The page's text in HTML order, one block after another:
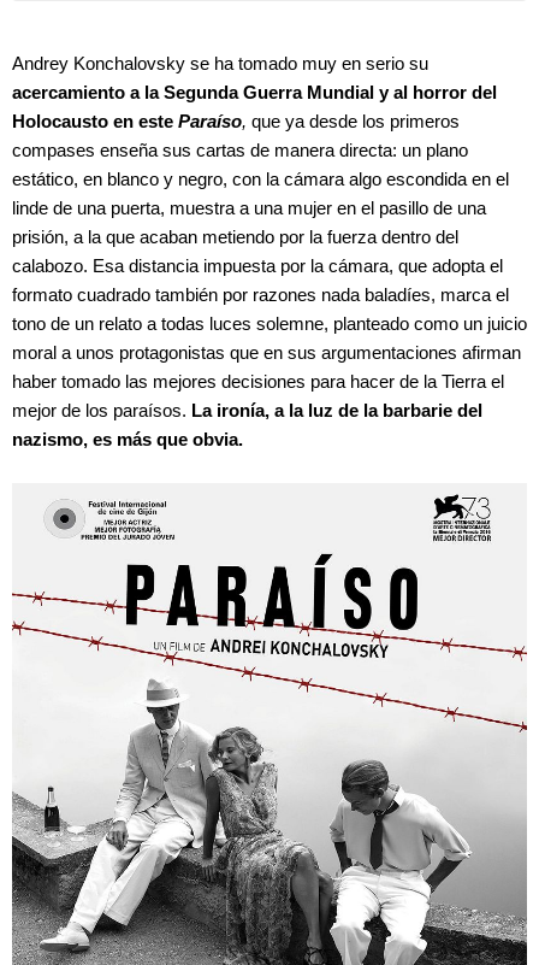
Andrey Konchalovsky se ha tomado muy en serio su
acercamiento a la Segunda Guerra Mundial y al horror del
Holocausto en este Paraíso, que ya desde los primeros
compases enseña sus cartas de manera directa: un plano
estático, en blanco y negro, con la cámara algo escondida en el
linde de una puerta, muestra a una mujer en el pasillo de una
prisión, a la que acaban metiendo por la fuerza dentro del
calabozo. Esa distancia impuesta por la cámara, que adopta el
formato cuadrado también por razones nada baladíes, marca el
tono de un relato a todas luces solemne, planteado como un juicio
moral a unos protagonistas que en sus argumentaciones afirman
haber tomado las mejores decisiones para hacer de la Tierra el
mejor de los paraísos. La ironía, a la luz de la barbarie del
nazismo, es más que obvia.